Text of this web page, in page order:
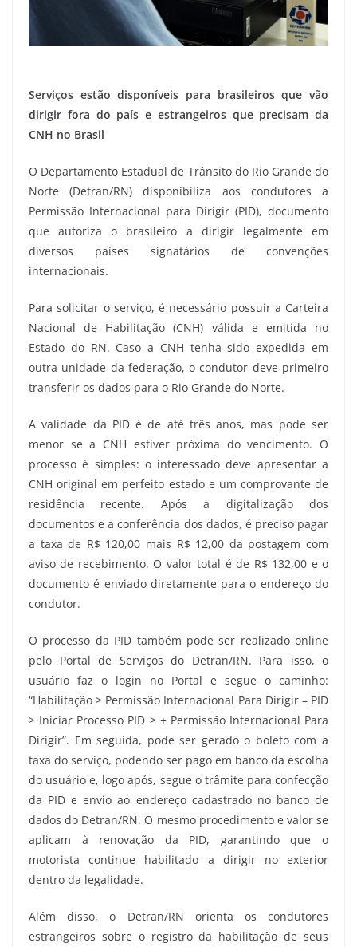
Serviços estão disponíveis para brasileiros que vão
dirigir fora do país e estrangeiros que precisam da
CNH no Brasil
O Departamento Estadual de Trânsito do Rio Grande do
Norte (Detran/RN) disponibiliza aos condutores a
Permissão Internacional para Dirigir (PID), documento
que autoriza o brasileiro a dirigir legalmente em
diversos países signatários de convenções
internacionais.
Para solicitar o serviço, é necessário possuir a Carteira
Nacional de Habilitação (CNH) válida e emitida no
Estado do RN. Caso a CNH tenha sido expedida em
outra unidade da federação, o condutor deve primeiro
transferir os dados para o Rio Grande do Norte.
A validade da PID é de até três anos, mas pode ser
menor se a CNH estiver próxima do vencimento. O
processo é simples: o interessado deve apresentar a
CNH original em perfeito estado e um comprovante de
residência recente. Após a digitalização dos
documentos e a conferência dos dados, é preciso pagar
a taxa de R$ 120,00 mais R$ 12,00 da postagem com
aviso de recebimento. O valor total é de R$ 132,00 e o
documento é enviado diretamente para o endereço do
condutor.
O processo da PID também pode ser realizado online
pelo Portal de Serviços do Detran/RN. Para isso, o
usuário faz o login no Portal e segue o caminho:
“Habilitação > Permissão Internacional Para Dirigir – PID
> Iniciar Processo PID > + Permissão Internacional Para
Dirigir”. Em seguida, pode ser gerado o boleto com a
taxa do serviço, podendo ser pago em banco da escolha
do usuário e, logo após, segue o trâmite para confecção
da PID e envio ao endereço cadastrado no banco de
dados do Detran/RN. O mesmo procedimento e valor se
aplicam à renovação da PID, garantindo que o
motorista continue habilitado a dirigir no exterior
dentro da legalidade.
Além disso, o Detran/RN orienta os condutores
estrangeiros sobre o registro da habilitação de seus